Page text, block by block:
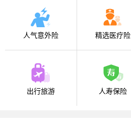
人气意外险 精选医疗险
出行旅游 人寿保险